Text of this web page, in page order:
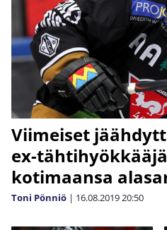
Viimeiset
ex-
kotimaansa
Toni Pönniö | 16.08.201920:50